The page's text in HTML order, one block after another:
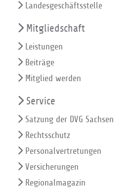
Landesgeschäftsstelle
Mitgliedschaft
Leistungen
Beiträge
Mitglied werden
Service
Satzung der DVG Sachsen
Rechtsschutz
Personalvertretungen
Versicherungen
Regionalmagazin